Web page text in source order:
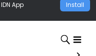
App Install